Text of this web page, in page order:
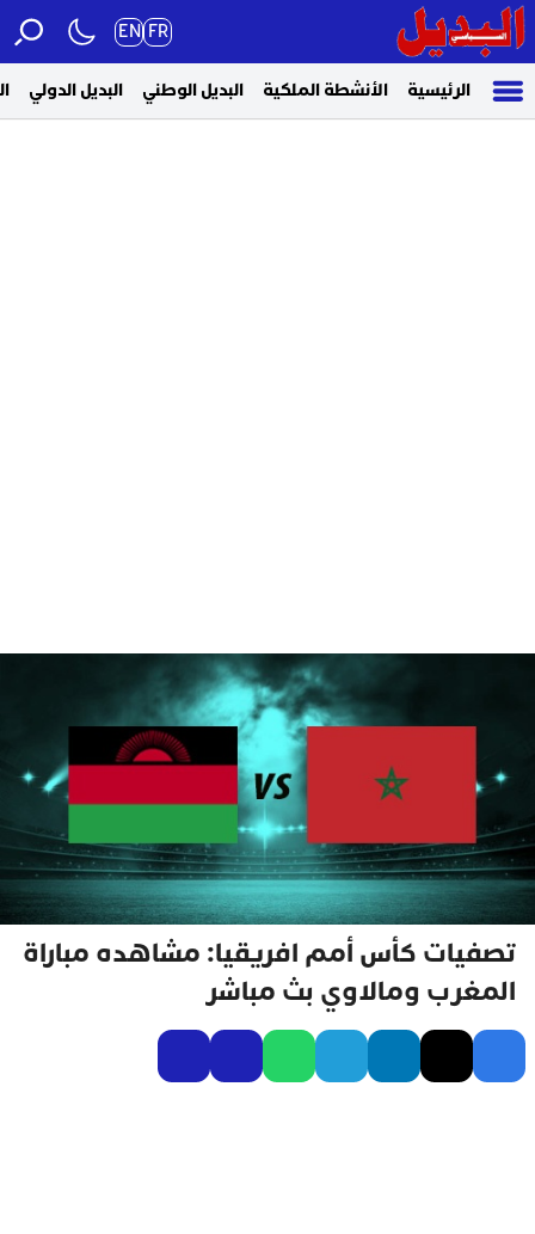
FR
EN
الرئيسية الأنشطة الملكية البديل الوطني البديل الدولي
تصفيات كأس أمم افريقيا: مشاهده مباراة
المغرب ومالاوي بث مباشر